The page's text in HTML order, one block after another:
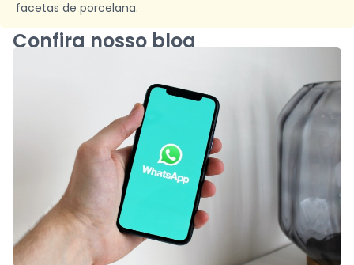
facetas de porcelana.
Confira nosso blog